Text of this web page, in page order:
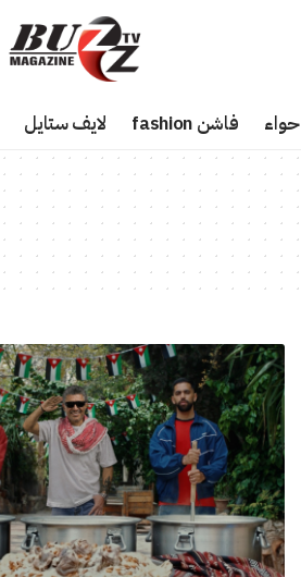
حواء فاشن fashion لايف ستايل